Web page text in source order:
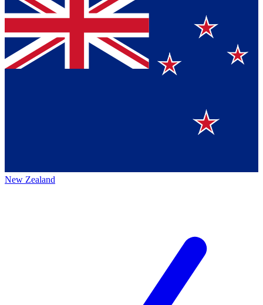
New Zealand